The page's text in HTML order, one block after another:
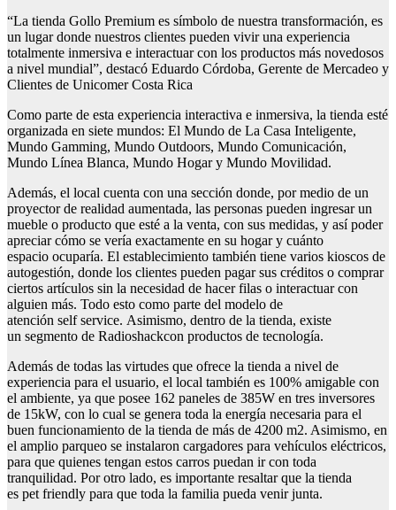
“La tienda Gollo Premium es símbolo de nuestra transformación, es
un lugar donde nuestros clientes pueden vivir una experiencia
totalmente inmersiva e interactuar con los productos más novedosos
a nivel mundial”, destacó Eduardo Córdoba, Gerente de Mercadeo y
Clientes de Unicomer Costa Rica
Como parte de esta experiencia interactiva e inmersiva, la tienda esté
organizada en siete mundos: El Mundo de La Casa Inteligente,
Mundo Gamming, Mundo Outdoors, Mundo Comunicación,
Mundo Línea Blanca, Mundo Hogar y Mundo Movilidad.
Además, el local cuenta con una sección donde, por medio de un
proyector de realidad aumentada, las personas pueden ingresar un
mueble o producto que esté a la venta, con sus medidas, y así poder
apreciar cómo se vería exactamente en su hogar y cuánto
espacio ocuparía. El establecimiento también tiene varios kioscos de
autogestión, donde los clientes pueden pagar sus créditos o comprar
ciertos artículos sin la necesidad de hacer filas o interactuar con
alguien más. Todo esto como parte del modelo de
atención self service. Asimismo, dentro de la tienda, existe
un segmento de Radioshackcon productos de tecnología.
Además de todas las virtudes que ofrece la tienda a nivel de
experiencia para el usuario, el local también es 100% amigable con
el ambiente, ya que posee 162 paneles de 385W en tres inversores
de 15kW, con lo cual se genera toda la energía necesaria para el
buen funcionamiento de la tienda de más de 4200 m2. Asimismo, en
el amplio parqueo se instalaron cargadores para vehículos eléctricos,
para que quienes tengan estos carros puedan ir con toda
tranquilidad. Por otro lado, es importante resaltar que la tienda
es pet friendly para que toda la familia pueda venir junta.